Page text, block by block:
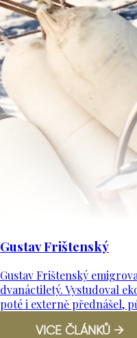
Gustav Frištenský
Gustav Frištenský
dvanáctiletý. Vystudoval
poté i externě přednášel,
VÍCE ČLÁNKŮ →